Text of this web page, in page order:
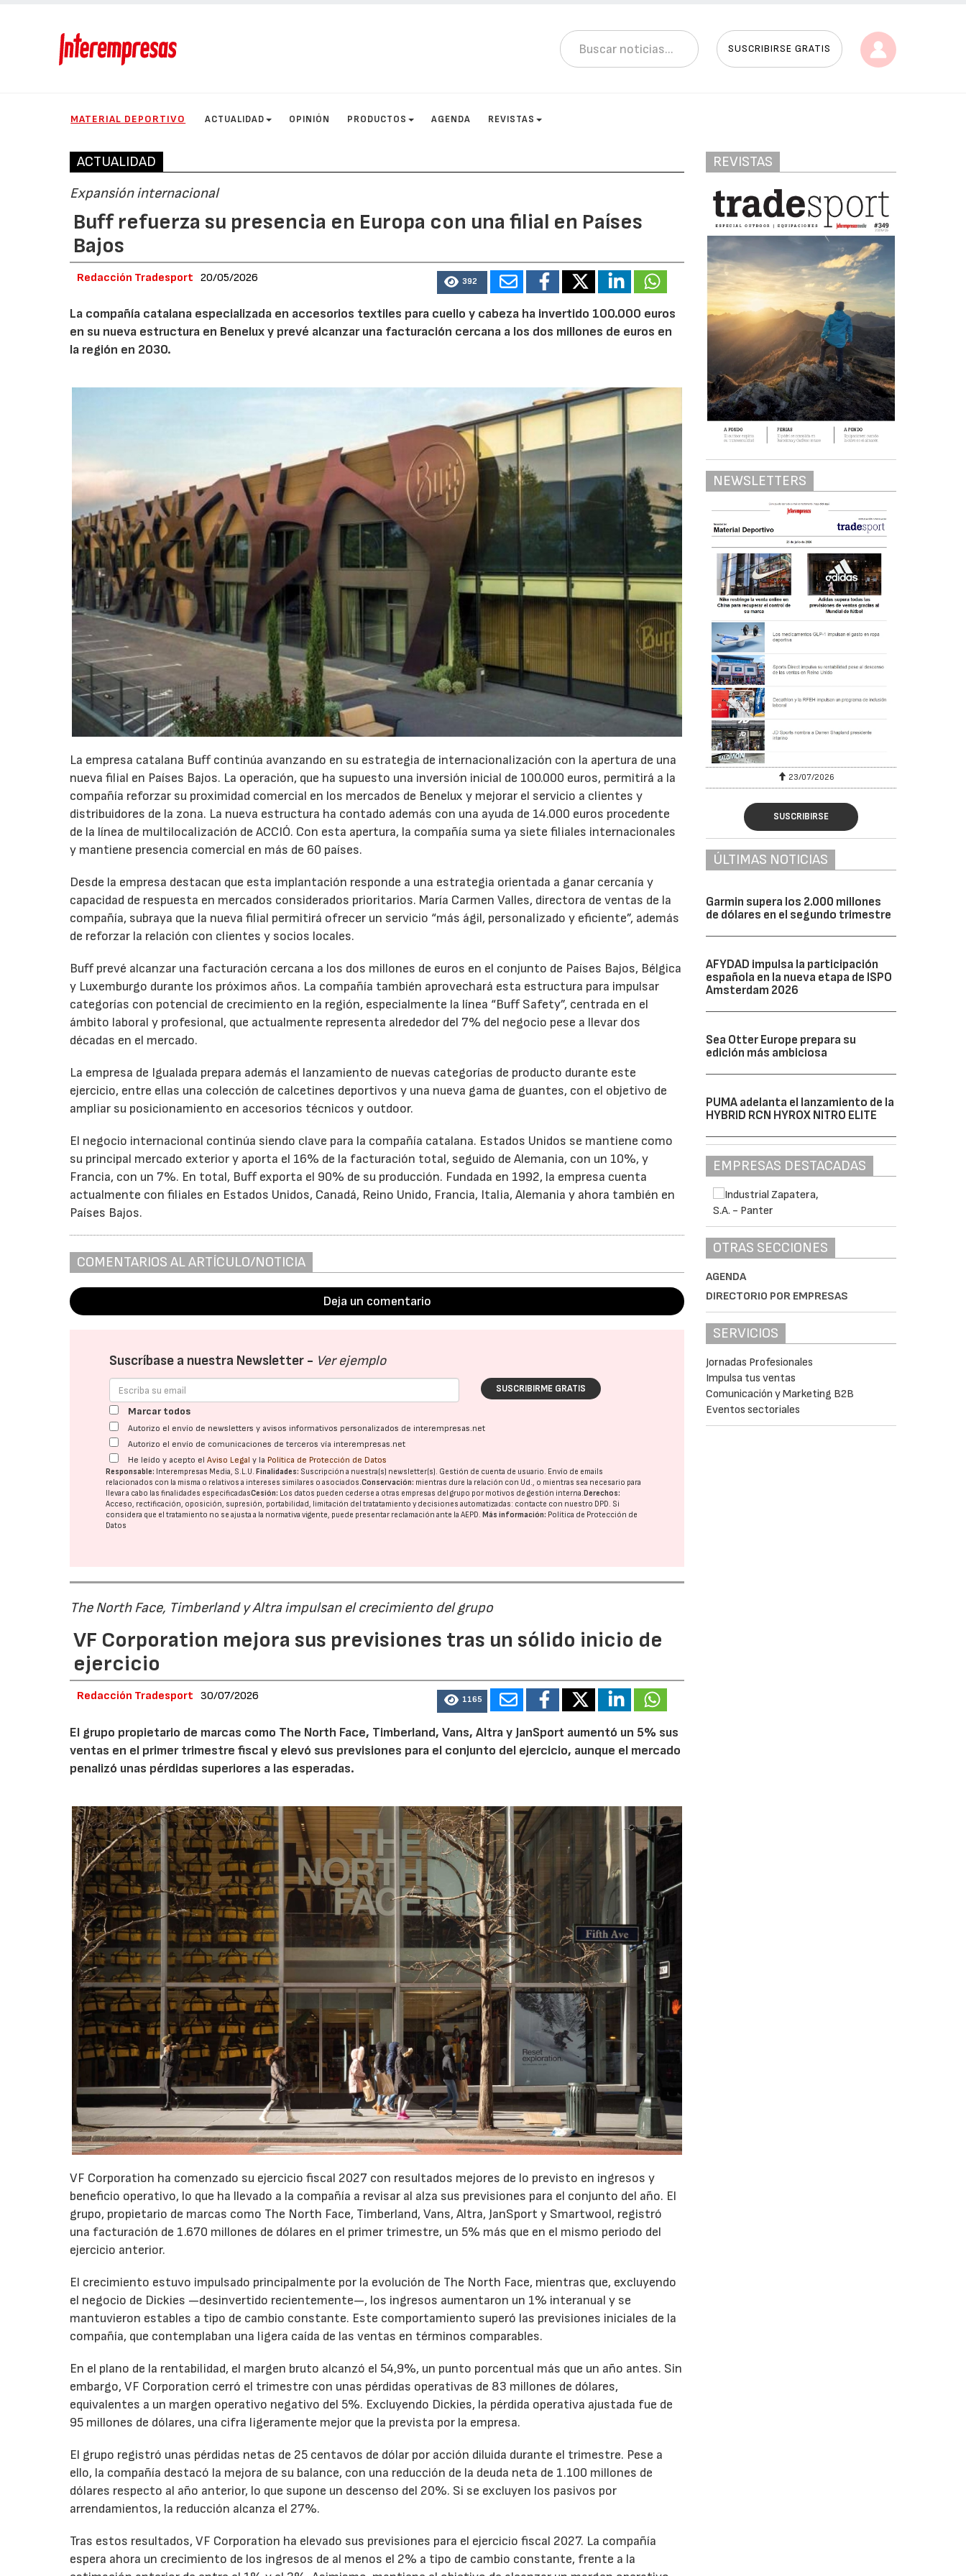
SUSCRIBIRSE GRATIS
MATERIAL DEPORTIVO ACTUALIDAD OPINIÓN PRODUCTOS AGENDA REVISTAS
ACTUALIDAD
Expansión internacional
Buff refuerza su presencia en Europa con una filial en Países
Bajos
Redacción Tradesport 20/05/2026 392
La compañía catalana especializada en accesorios textiles para cuello y cabeza ha invertido 100.000 euros
en su nueva estructura en Benelux y prevé alcanzar una facturación cercana a los dos millones de euros en
la región en 2030.
La empresa catalana Buff continúa avanzando en su estrategia de internacionalización con la apertura de una
nueva filial en Países Bajos. La operación, que ha supuesto una inversión inicial de 100.000 euros, permitirá a la
compañía reforzar su proximidad comercial en los mercados de Benelux y mejorar el servicio a clientes y
distribuidores de la zona. La nueva estructura ha contado además con una ayuda de 14.000 euros procedente
de la línea de multilocalización de ACCIÓ. Con esta apertura, la compañía suma ya siete filiales internacionales
y mantiene presencia comercial en más de 60 países.
Desde la empresa destacan que esta implantación responde a una estrategia orientada a ganar cercanía y
capacidad de respuesta en mercados considerados prioritarios. María Carmen Valles, directora de ventas de la
compañía, subraya que la nueva filial permitirá ofrecer un servicio “más ágil, personalizado y eficiente”, además
de reforzar la relación con clientes y socios locales.
Buff prevé alcanzar una facturación cercana a los dos millones de euros en el conjunto de Países Bajos, Bélgica
y Luxemburgo durante los próximos años. La compañía también aprovechará esta estructura para impulsar
categorías con potencial de crecimiento en la región, especialmente la línea “Buff Safety”, centrada en el
ámbito laboral y profesional, que actualmente representa alrededor del 7% del negocio pese a llevar dos
décadas en el mercado.
La empresa de Igualada prepara además el lanzamiento de nuevas categorías de producto durante este
ejercicio, entre ellas una colección de calcetines deportivos y una nueva gama de guantes, con el objetivo de
ampliar su posicionamiento en accesorios técnicos y outdoor.
El negocio internacional continúa siendo clave para la compañía catalana. Estados Unidos se mantiene como
su principal mercado exterior y aporta el 16% de la facturación total, seguido de Alemania, con un 10%, y
Francia, con un 7%. En total, Buff exporta el 90% de su producción. Fundada en 1992, la empresa cuenta
actualmente con filiales en Estados Unidos, Canadá, Reino Unido, Francia, Italia, Alemania y ahora también en
Países Bajos.
COMENTARIOS AL ARTÍCULO/NOTICIA
Deja un comentario
Suscríbase a nuestra Newsletter - Ver ejemplo
SUSCRIBIRME GRATIS
Marcar todos
Autorizo el envío de newsletters y avisos informativos personalizados de interempresas.net
Autorizo el envío de comunicaciones de terceros vía interempresas.net
He leído y acepto elAviso Legal y la Política de Protección de Datos
Responsable: Interempresas Media, S.L.U. Finalidades: Suscripción a nuestra(s) newsletter(s). Gestión de cuenta de usuario. Envío de emails
relacionados con la misma o relativos a intereses similares o asociados.Conservación: mientras dure la relación con Ud., o mientras sea necesario para
llevar a cabo las finalidades especificadasCesión: Los datos pueden cederse a otras empresas del grupo por motivos de gestión interna. Derechos:
Acceso, rectificación, oposición, supresión, portabilidad, limitación del tratatamiento y decisiones automatizadas: contacte con nuestro DPD. Si
considera que el tratamiento no se ajusta a la normativa vigente, puede presentar reclamación ante laAEPD. Más información: Política de Protección de
Datos
The North Face, Timberland y Altra impulsan el crecimiento del grupo
VF Corporation mejora sus previsiones tras un sólido inicio de
ejercicio
Redacción Tradesport 30/07/2026 1165
El grupo propietario de marcas como The North Face, Timberland, Vans, Altra y JanSport aumentó un 5% sus
ventas en el primer trimestre fiscal y elevó sus previsiones para el conjunto del ejercicio, aunque el mercado
penalizó unas pérdidas superiores a las esperadas.
VF Corporation ha comenzado su ejercicio fiscal 2027 con resultados mejores de lo previsto en ingresos y
beneficio operativo, lo que ha llevado a la compañía a revisar al alza sus previsiones para el conjunto del año. El
grupo, propietario de marcas como The North Face, Timberland, Vans, Altra, JanSport y Smartwool, registró
una facturación de 1.670 millones de dólares en el primer trimestre, un 5% más que en el mismo periodo del
ejercicio anterior.
El crecimiento estuvo impulsado principalmente por la evolución de The North Face, mientras que, excluyendo
el negocio de Dickies —desinvertido recientemente—, los ingresos aumentaron un 1% interanual y se
mantuvieron estables a tipo de cambio constante. Este comportamiento superó las previsiones iniciales de la
compañía, que contemplaban una ligera caída de las ventas en términos comparables.
En el plano de la rentabilidad, el margen bruto alcanzó el 54,9%, un punto porcentual más que un año antes. Sin
embargo, VF Corporation cerró el trimestre con unas pérdidas operativas de 83 millones de dólares,
equivalentes a un margen operativo negativo del 5%. Excluyendo Dickies, la pérdida operativa ajustada fue de
95 millones de dólares, una cifra ligeramente mejor que la prevista por la empresa.
El grupo registró unas pérdidas netas de 25 centavos de dólar por acción diluida durante el trimestre. Pese a
ello, la compañía destacó la mejora de su balance, con una reducción de la deuda neta de 1.100 millones de
dólares respecto al año anterior, lo que supone un descenso del 20%. Si se excluyen los pasivos por
arrendamientos, la reducción alcanza el 27%.
Tras estos resultados, VF Corporation ha elevado sus previsiones para el ejercicio fiscal 2027. La compañía
espera ahora un crecimiento de los ingresos de al menos el 2% a tipo de cambio constante, frente a la
REVISTAS
NEWSLETTERS
23/07/2026 30/07/2026 23/07/2026
SUSCRIBIRSE
ÚLTIMAS NOTICIAS
Garmin supera los 2.000 millones
de dólares en el segundo trimestre
AFYDAD impulsa la participación
española en la nueva etapa de ISPO
Amsterdam 2026
Sea Otter Europe prepara su
edición más ambiciosa
PUMA adelanta el lanzamiento de la
HYBRID RCN HYROX NITRO ELITE
EMPRESAS DESTACADAS
OTRAS SECCIONES
AGENDA
DIRECTORIO POR EMPRESAS
SERVICIOS
Jornadas Profesionales
Impulsa tus ventas
Comunicación y Marketing B2B
Eventos sectoriales